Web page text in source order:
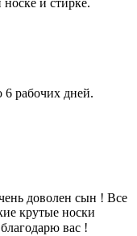
и стирке.
6 рабочих дней.
доволен сын ! Все
крутые носки
вас !